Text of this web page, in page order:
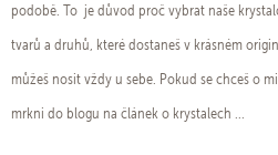
podobě. To je důvod proč vybrat naše
tvarů a druhů, které dostaneš v krásném
můžeš nosit vždy u sebe. Pokud se chceš o
mrkni do blogu na článek o krystalech ...